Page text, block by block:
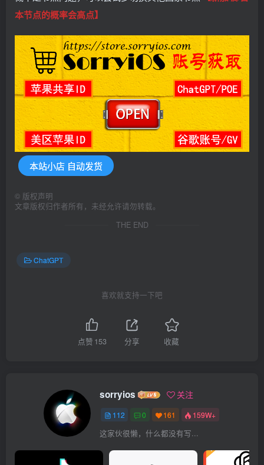
本节点的概率会高点】
本站小店 自动发货
© 版权声明
文章版权归作者所有，未经允许请勿转载。
THE END
ChatGPT
喜欢就支持一下吧
点赞 153 分享 收藏
sorryios 关注
112 0 161 159W+
这家伙很懒，什么都没有写...